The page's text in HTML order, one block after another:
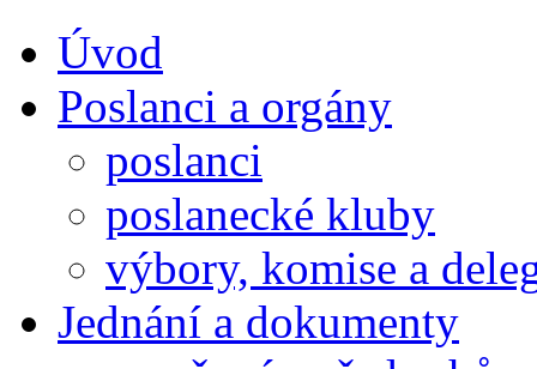
Úvod
Poslanci a orgány
poslanci
poslanecké kluby
výbory, komise a
Jednání a dokumenty